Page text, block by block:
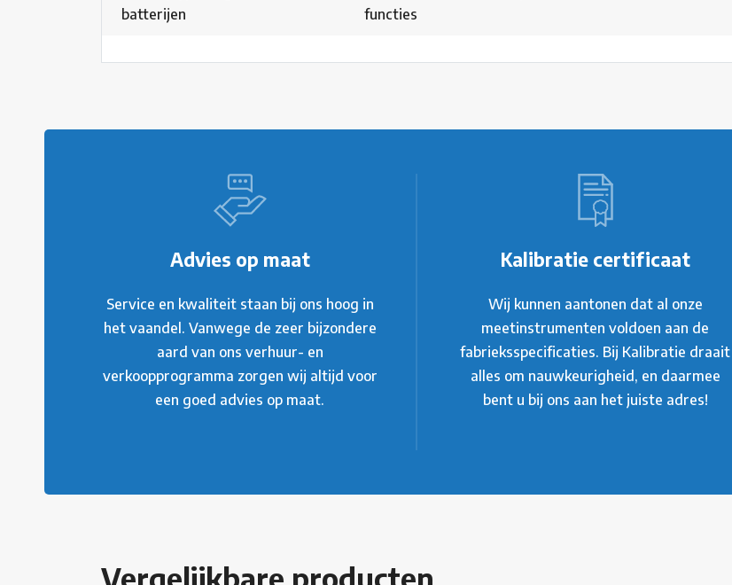
batterijen
functies
Advies op maat
Service en kwaliteit staan bij ons hoog in
het vaandel. Vanwege de zeer bijzondere
aard van ons verhuur- en
verkoopprogramma zorgen wij altijd voor
een goed advies op maat.
Kalibratie certificaat
Wij kunnen aantonen dat al onze
meetinstrumenten voldoen aan de
fabrieksspecificaties. Bij Kalibratie draait
alles om nauwkeurigheid, en daarmee
bent u bij ons aan het juiste adres!
Vergelijkbare producten